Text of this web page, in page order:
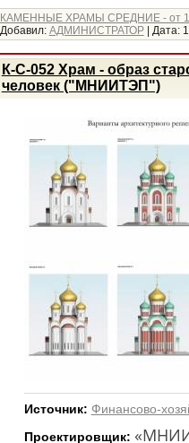
КАМЕННЫЕ ХРАМЫ СРЕДНИЕ - от
Добавил: АДМИНИСТРАТОР| Дата:
К-С-052 Храм - образ
человек ("МНИИТЭП")
Источник: Финансово-
Проектировщик: